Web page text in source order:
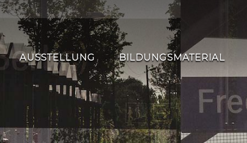
AUSSTELLUNG BILDUNGSMATERIAL